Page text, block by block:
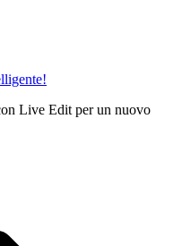
Live Edit per un nuovo